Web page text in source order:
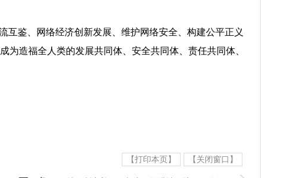
鉴、网络经济创新发展、维护网络安全、构建公平正义
造福全人类的发展共同体、安全共同体、责任共同体、
【打印本页】 【关闭窗口】